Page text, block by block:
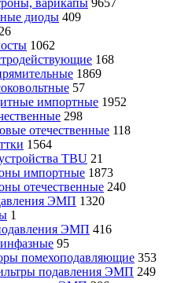
диоды 409
26
1062
168
1869
57
импортные 1952
298
отечественные 118
1564
TBU 21
импортные 1873
отечественные 240
ЭМП 1320
1
ЭМП 416
95
помехоподавляющие 353
подавления ЭМП 249